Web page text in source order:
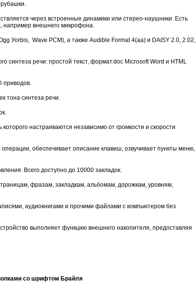
через встроенные динамики или стерео-наушники. Есть
например внешнего микрофона.
Уогbis, Wave РСМ), а также Audible Format 4(аа) и DAISY 2.0, 2.02,
синтеза речи: простой текст, формат.doc Мicrosoft Word и НТМL
приводов.
тона синтеза речи.
настраиваются независимо от громкости и скорости
обеспечивает описание клавиш, озвучивает пункты меню,
Всего доступно до 10000 закладок.
фразам, закладкам, альбомам, дорожкам, уровням,
аудиокнигами и прочими файлами с компьютером без
выполняет функцию внешнего накопителя, предоставляя
со шрифтом Брайля